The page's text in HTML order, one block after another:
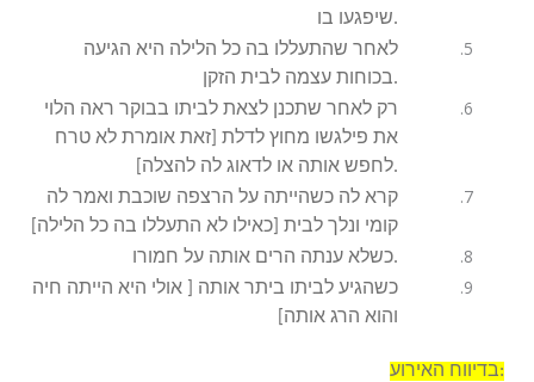
שיפגעו בו.
לאחר שהתעללו בה כל הלילה היא הגיעה
בכוחות עצמה לבית הזקן.
רק לאחר שתכנן לצאת לביתו בבוקר ראה הלוי
את פילגשו מחוץ לדלת [זאת אומרת לא טרח
לחפש אותה או לדאוג לה להצלה].
קרא לה כשהייתה על הרצפה שוכבת ואמר לה
קומי ונלך לבית [כאילו לא התעללו בה כל הלילה]
כשלא ענתה הרים אותה על חמורו.
כשהגיע לביתו ביתר אותה [ אולי היא הייתה חיה
והוא הרג אותה]
בדיווח האירוע: